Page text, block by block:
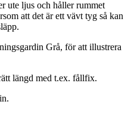
ute ljus och håller rummet
att det är ett vävt tyg så kan
Grå, för att illustrera
längd med t.ex. fållfix.